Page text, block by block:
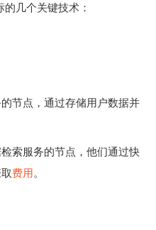
几个关键技术：
节点，通过存储用户数据并
索服务的节点，他们通过快
费用。